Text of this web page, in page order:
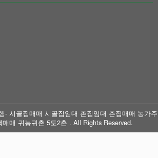
- 시골집매매 시골집임대 촌집임대 촌집매매 농가주
매 귀농귀촌 5도2촌 . All Rights Reserved.